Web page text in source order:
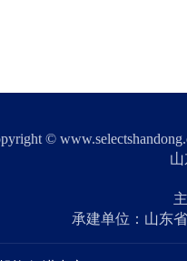
©
承建单位：山东